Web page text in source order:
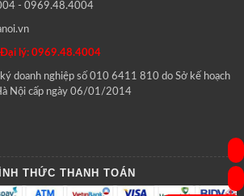
- 0969.48.4004
lý: 0969.48.4004
doanh nghiệp số 010 6411 810 do Sở kế hoạch
Nội cấp ngày 06/01/2014
THỨC THANH TOÁN